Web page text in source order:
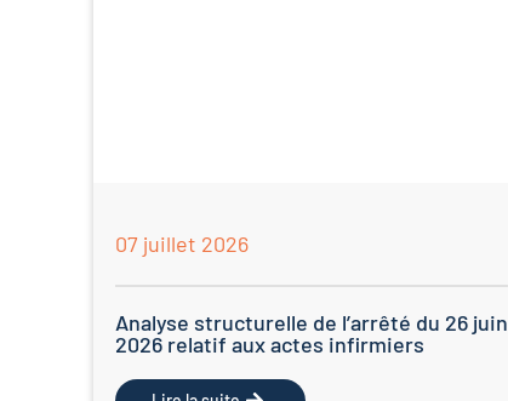
07 juillet 2026
Analyse structurelle de l’arrêté du 26 juin
2026 relatif aux actes infirmiers